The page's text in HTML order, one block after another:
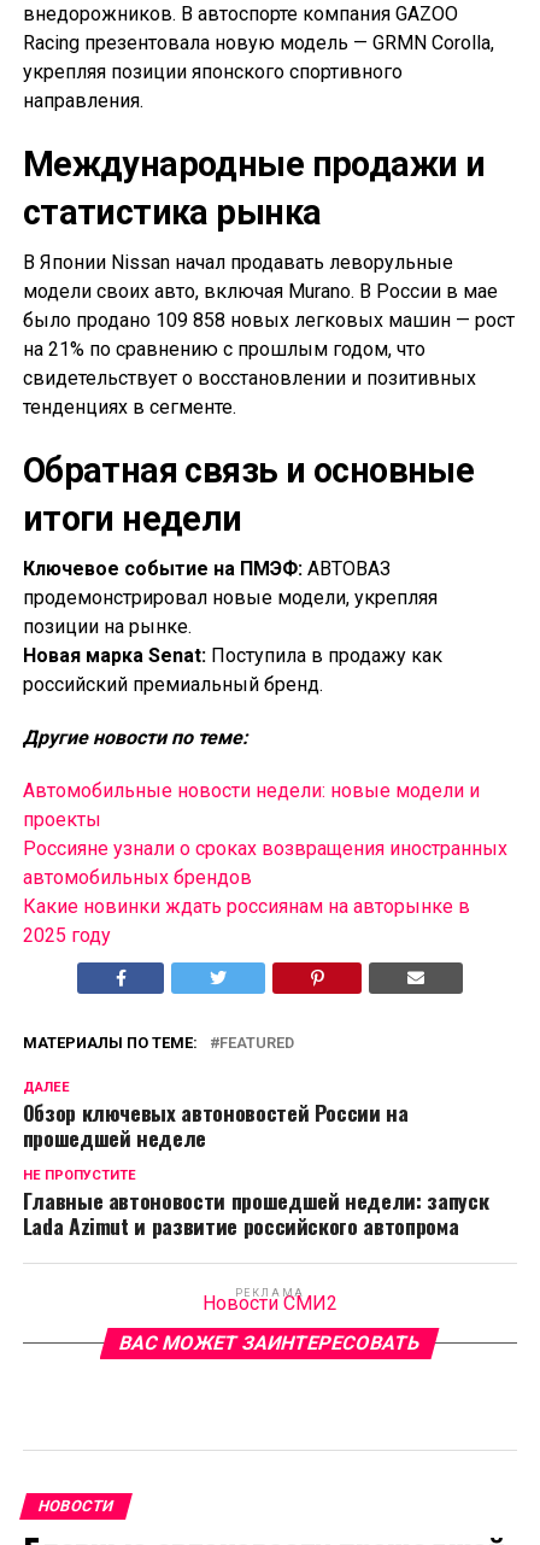
внедорожников. В автоспорте компания GAZOO
Racing презентовала новую модель — GRMN Corolla,
укрепляя позиции японского спортивного
направления.
Международные продажи и
статистика рынка
В Японии Nissan начал продавать леворульные
модели своих авто, включая Murano. В России в мае
было продано 109 858 новых легковых машин — рост
на 21% по сравнению с прошлым годом, что
свидетельствует о восстановлении и позитивных
тенденциях в сегменте.
Обратная связь и основные
итоги недели
Ключевое событие на ПМЭФ:АВТОВАЗ
продемонстрировал новые модели, укрепляя
позиции на рынке.
Новая марка Senat:Поступила в продажу как
российский премиальный бренд.
Другие новости по теме:
Автомобильные новости недели: новые модели и
проекты
Россияне узнали о сроках возвращения иностранных
автомобильных брендов
Какие новинки ждать россиянам на авторынке в
2025 году
МАТЕРИАЛЫ ПО ТЕМЕ: FEATURED
ДАЛЕЕ
Обзор ключевых автоновостей России на
прошедшей неделе
НЕ ПРОПУСТИТЕ
Главные автоновости прошедшей недели: запуск
Lada Azimut и развитие российского автопрома
РЕКЛАМА
Новости СМИ2
ВАС МОЖЕТ ЗАИНТЕРЕСОВАТЬ
НОВОСТИ